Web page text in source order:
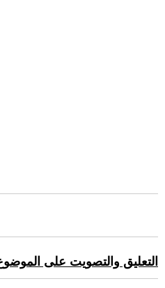
التعليق والتصويت على